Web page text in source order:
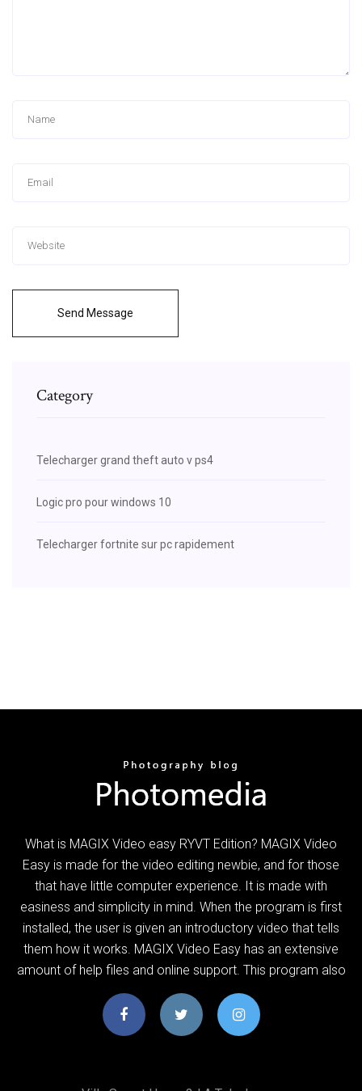
Send Message
Category
Telecharger grand theft auto v ps4
Logic pro pour windows 10
Telecharger fortnite sur pc rapidement
What is MAGIX Video easy RYVT Edition? MAGIX Video
Easy is made for the video editing newbie, and for those
that have little computer experience. It is made with
easiness and simplicity in mind. When the program is first
installed, the user is given an introductory video that tells
them how it works. MAGIX Video Easy has an extensive
amount of help files and online support. This program also